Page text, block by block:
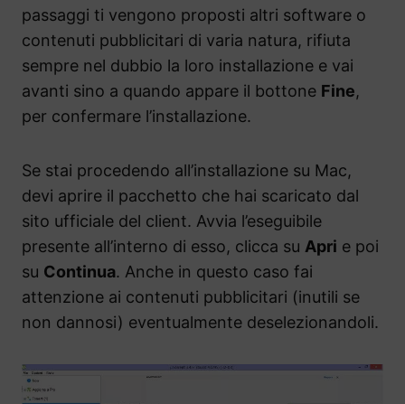
passaggi ti vengono proposti altri software o
contenuti pubblicitari di varia natura, rifiuta
sempre nel dubbio la loro installazione e vai
avanti sino a quando appare il bottone Fine,
per confermare l’installazione.
Se stai procedendo all’installazione su Mac,
devi aprire il pacchetto che hai scaricato dal
sito ufficiale del client. Avvia l’eseguibile
presente all’interno di esso, clicca su Apri e poi
su Continua. Anche in questo caso fai
attenzione ai contenuti pubblicitari (inutili se
non dannosi) eventualmente deselezionandoli.